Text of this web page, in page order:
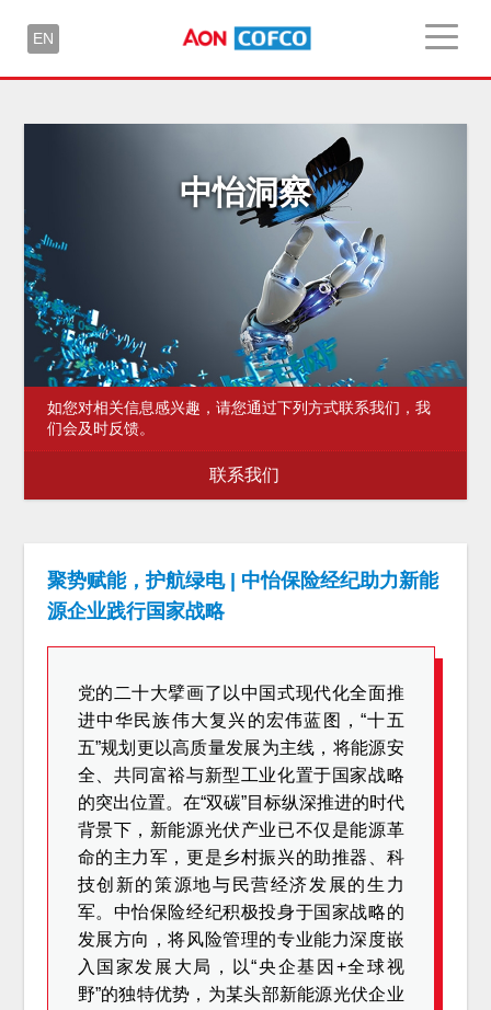
EN
中怡洞察
如您对相关信息感兴趣，请您通过下列方式联系我们，我
们会及时反馈。
联系我们
聚势赋能，护航绿电 | 中怡保险经纪助力新能
源企业践行国家战略
党的二十大擘画了以中国式现代化全面推
进中华民族伟大复兴的宏伟蓝图，“十五
五”规划更以高质量发展为主线，将能源安
全、共同富裕与新型工业化置于国家战略
的突出位置。在“双碳”目标纵深推进的时代
背景下，新能源光伏产业已不仅是能源革
命的主力军，更是乡村振兴的助推器、科
技创新的策源地与民营经济发展的生力
军。中怡保险经纪积极投身于国家战略的
发展方向，将风险管理的专业能力深度嵌
入国家发展大局，以“央企基因+全球视
野”的独特优势，为某头部新能源光伏企业